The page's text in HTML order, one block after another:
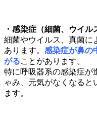
・感染症（細菌、ウイル
細菌やウイルス、真菌に
あります。 感染症が鼻の
がることがあります。
特に呼吸器系の感染症が
ゃみ、元気がなくなると
ます。